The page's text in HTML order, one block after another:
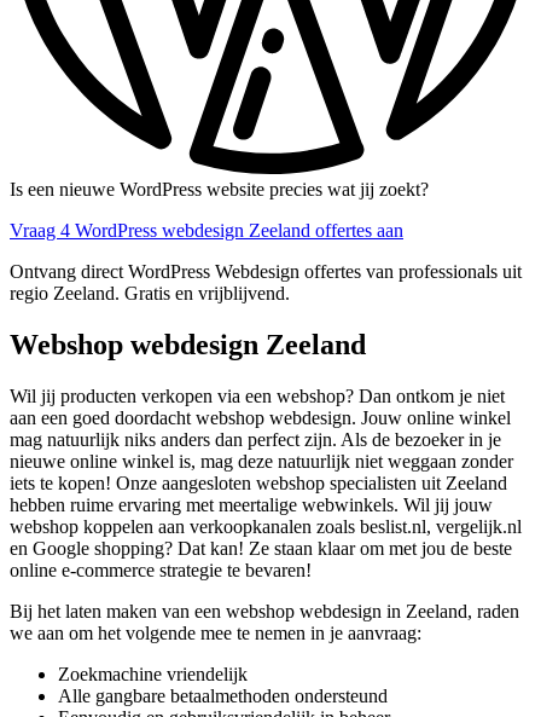
Is een nieuwe WordPress website precies wat jij zoekt?
Vraag 4 WordPress webdesign Zeeland offertes aan
Ontvang direct WordPress Webdesign offertes van professionals uit
regio Zeeland. Gratis en vrijblijvend.
Webshop webdesign Zeeland
Wil jij producten verkopen via een webshop? Dan ontkom je niet
aan een goed doordacht webshop webdesign. Jouw online winkel
mag natuurlijk niks anders dan perfect zijn. Als de bezoeker in je
nieuwe online winkel is, mag deze natuurlijk niet weggaan zonder
iets te kopen! Onze aangesloten webshop specialisten uit Zeeland
hebben ruime ervaring met meertalige webwinkels. Wil jij jouw
webshop koppelen aan verkoopkanalen zoals beslist.nl, vergelijk.nl
en Google shopping? Dat kan! Ze staan klaar om met jou de beste
online e-commerce strategie te bevaren!
Bij het laten maken van een webshop webdesign in Zeeland, raden
we aan om het volgende mee te nemen in je aanvraag:
Zoekmachine vriendelijk
Alle gangbare betaalmethoden ondersteund